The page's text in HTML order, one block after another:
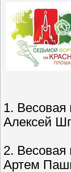
1. Весовая
Алексей
2. Весовая
Артем